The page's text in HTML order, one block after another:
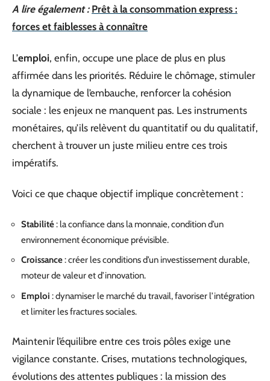
A lire également : Prêt à la consommation express :
forces et faiblesses à connaître
L’emploi, enfin, occupe une place de plus en plus
affirmée dans les priorités. Réduire le chômage, stimuler
la dynamique de l’embauche, renforcer la cohésion
sociale : les enjeux ne manquent pas. Les instruments
monétaires, qu’ils relèvent du quantitatif ou du qualitatif,
cherchent à trouver un juste milieu entre ces trois
impératifs.
Voici ce que chaque objectif implique concrètement :
Stabilité: la confiance dans la monnaie, condition d’un
environnement économique prévisible.
Croissance: créer les conditions d’un investissement durable,
moteur de valeur et d’innovation.
Emploi : dynamiser le marché du travail, favoriser l’intégration
et limiter les fractures sociales.
Maintenir l’équilibre entre ces trois pôles exige une
vigilance constante. Crises, mutations technologiques,
évolutions des attentes publiques : la mission des